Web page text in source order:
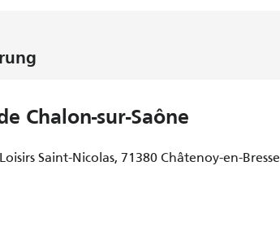
Chalon-sur-Saône
Saint-Nicolas, 71380 Châtenoy-en-Bresse